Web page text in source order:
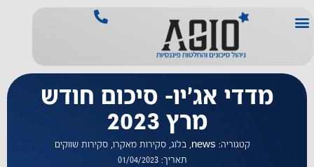
מדדי אג'יו- סיכום חודש
מרץ 2023
קטגוריה: news
, בלוג, סקירות מאקרו, סקירות שווקים
תאריך: 01/04/2023